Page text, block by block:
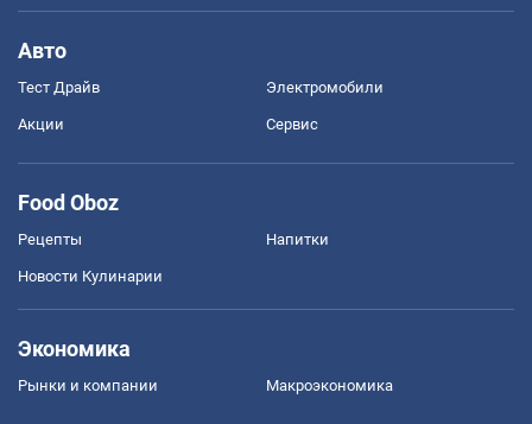
Авто
Тест Драйв Электромобили
Акции Сервис
Food Oboz
Рецепты Напитки
Новости Кулинарии
Экономика
Рынки и компании Mакроэкономика